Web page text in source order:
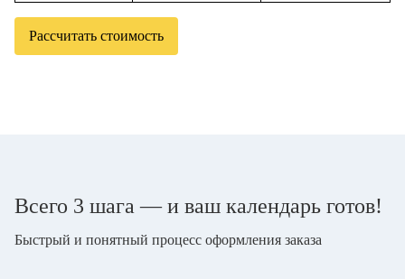
Рассчитать стоимость
Всего 3 шага — и ваш календарь готов!
Быстрый и понятный процесс оформления заказа